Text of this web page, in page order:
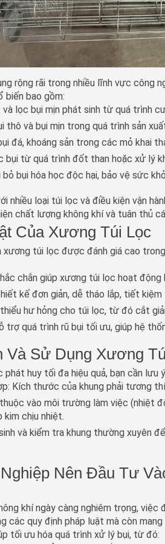
rộng rãi trong nhiều lĩnh vực công
biến bao gồm:
và lọc bụi mịn phát sinh từ quá trình
thô và bụi mịn trong quá trình sản
đá, khoáng sản trong các mỏ khai
bụi từ quá trình đốt than hoặc xử lý
bỏ bụi hóa học độc hại, bảo vệ sức
nhiều loại túi lọc và điều kiện vận
chất lượng không khí và tuân thủ
Của Xương Túi Lọc
xương túi lọc được đánh giá cao
chắn giúp xương túi lọc hoạt động
kế đơn giản, dễ tháo lắp, tiết
thiểu hư hỏng cho túi lọc, từ đó cắt
trợ quá trình rũ bụi tối ưu, giúp hệ
Và Sử Dụng Xương
huy tối đa hiệu quả, bạn cần lưu
: Kích thước của khung phải tương
vào môi trường làm việc (nhiệt
kim chịu nhiệt.
và kiểm tra khung thường xuyên
Nên Đầu Tư
khí ngày càng nghiêm trọng,
các quy định pháp luật mà còn
tối ưu hóa quá trình xử lý bụi, từ đó: